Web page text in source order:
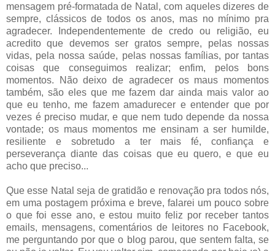
mensagem pré-formatada de Natal, com aqueles dizeres de
sempre, clássicos de todos os anos, mas no mínimo pra
agradecer. Independentemente de credo ou religião, eu
acredito que devemos ser gratos sempre, pelas nossas
vidas, pela nossa saúde, pelas nossas famílias, por tantas
coisas que conseguimos realizar; enfim, pelos bons
momentos. Não deixo de agradecer os maus momentos
também, são eles que me fazem dar ainda mais valor ao
que eu tenho, me fazem amadurecer e entender que por
vezes é preciso mudar, e que nem tudo depende da nossa
vontade; os maus momentos me ensinam a ser humilde,
resiliente e sobretudo a ter mais fé, confiança e
perseverança diante das coisas que eu quero, e que eu
acho que preciso...
Que esse Natal seja de gratidão e renovação pra todos nós,
em uma postagem próxima e breve, falarei um pouco sobre
o que foi esse ano, e estou muito feliz por receber tantos
emails, mensagens, comentários de leitores no Facebook,
me perguntando por que o blog parou, que sentem falta, se